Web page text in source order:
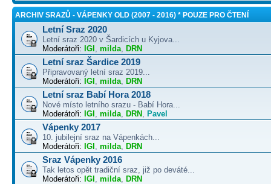
ARCHIV SRAZŮ - VÁPENKY OLD (2007 - 2016) * POUZE PRO ČTENÍ
Letní Sraz 2020
Letní sraz 2020 v Šardicích u Kyjova...
Moderátoři: IGI , milda, DRN
Letní sraz Šardice 2019
Připravovaný letní sraz 2019...
Moderátoři: IGI , milda, DRN
Letní sraz Babí Hora 2018
Nové místo letního srazu - Babí Hora...
Moderátoři: IGI , milda, DRN , Pavel
Vápenky 2017
10. jubilejní sraz na Vápenkách...
Moderátoři: IGI , milda, DRN
Sraz Vápenky 2016
Tak letos opět tradiční sraz, již po deváté...
Moderátoři: IGI , milda, DRN